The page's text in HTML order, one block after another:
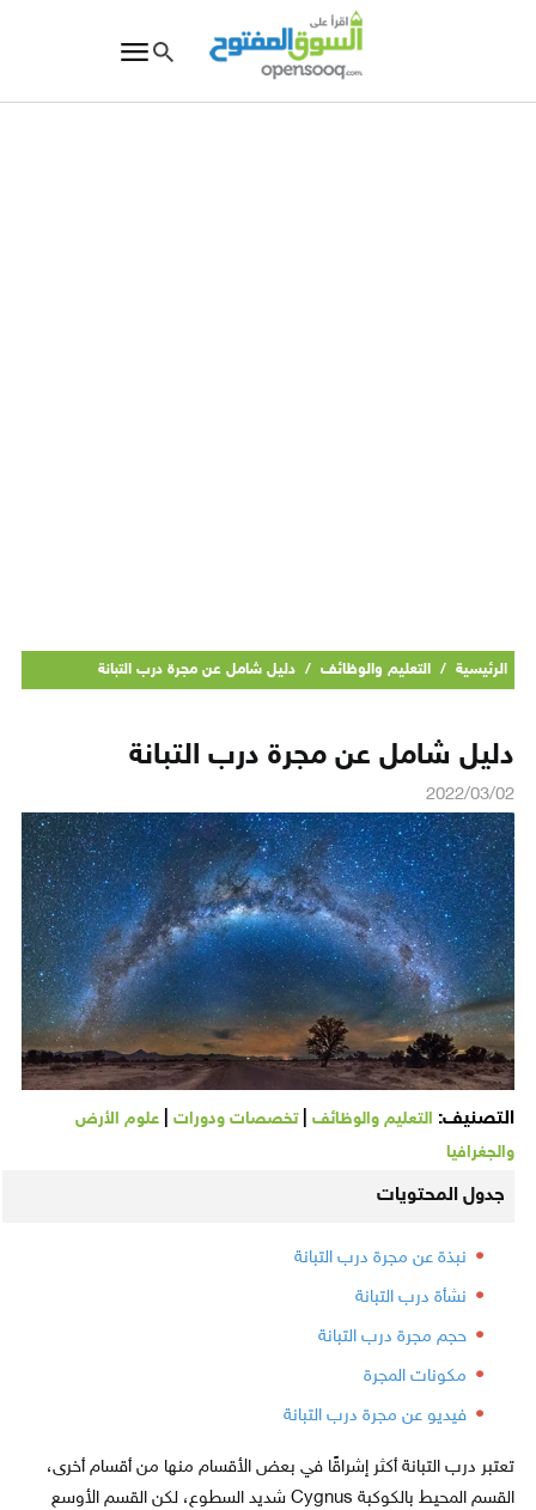
الرئيسية / التعليم والوظائف / دليل شامل عن مجرة درب التبانة
دليل شامل عن مجرة درب التبانة
2022/03/02
التصنيف: التعليم والوظائف|تخصصات ودورات| علوم الأرض
والجغرافيا
جدول المحتويات
نبذة عن مجرة درب التبانة
نشأة درب التبانة
حجم مجرة درب التبانة
مكونات المجرة
فيديو عن مجرة درب التبانة
تعتبر درب التبانة أكثر إشراقًا في بعض الأقسام منها من أقسام أخرى،
القسم المحيط بالكوكبة Cygnus شديد السطوع، لكن القسم الأوسع